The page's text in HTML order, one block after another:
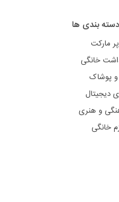
دسته بندی ها
مارکت
خانگی
پوشاک
دیجیتال
و هنری
خانگی